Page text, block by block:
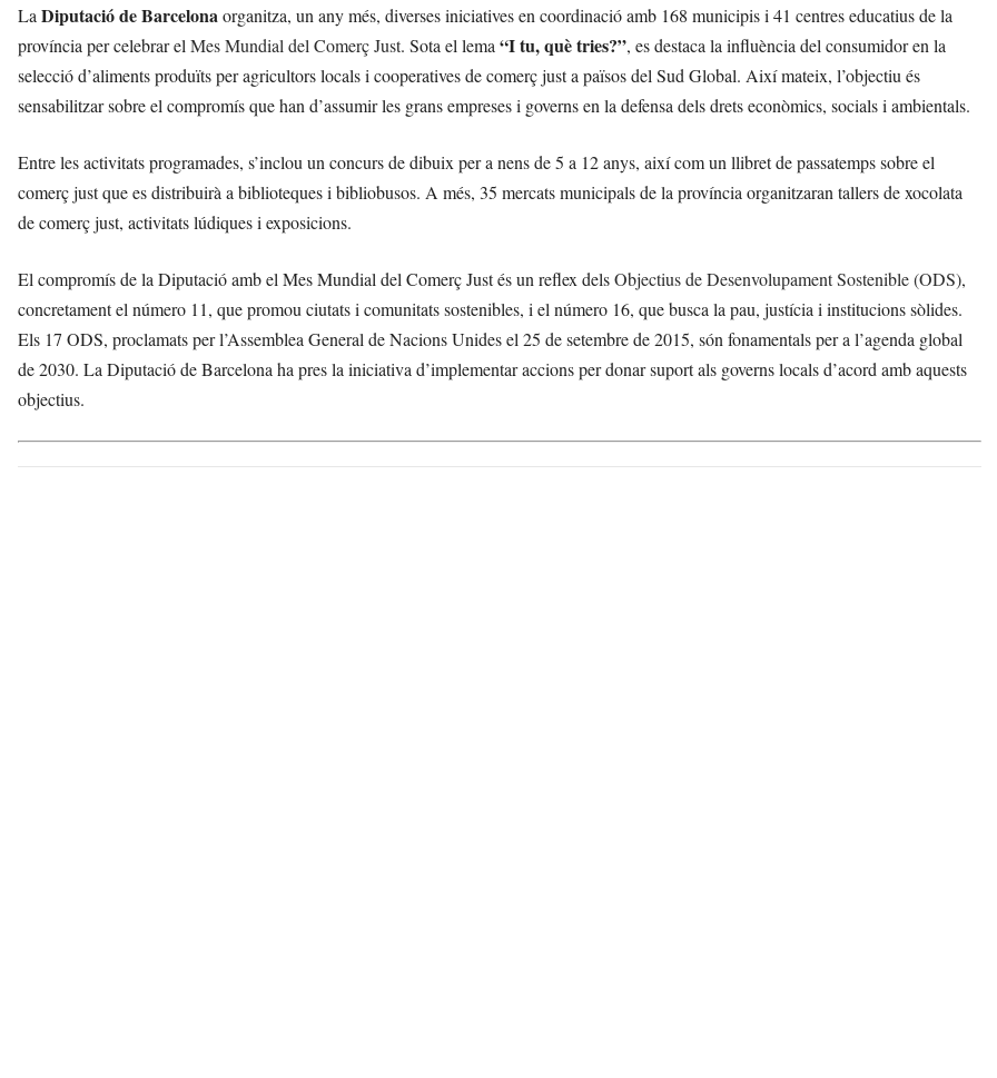
LaDiputació de Barcelonaorganitza, un any més, diverses iniciatives en coordinació amb 168 municipis i 41 centres educatius de la
província per celebrar elMes Mundial del Comerç Just. Sota el lema“I tu, què tries?”, es destaca la influència del consumidor en la
selecció d’aliments produïts per agricultors locals i cooperatives de comerç just a països del Sud Global. Així mateix, l’objectiu és
sensabilitzar sobre el compromís que han d’assumir les grans empreses i governs en la defensa dels drets econòmics, socials i ambientals.
Entre les activitats programades, s’inclou un concurs de dibuix per a nens de 5 a 12 anys, així com un llibret de passatemps sobre el
comerç just que es distribuirà a biblioteques i bibliobusos. A més, 35 mercats municipals de la província organitzaran tallers de xocolata
de comerç just, activitats lúdiques i exposicions.
El compromís de la Diputació amb el Mes Mundial del Comerç Just és un reflex delsObjectius de Desenvolupament Sostenible (ODS),
concretament el número 11, que promou ciutats i comunitats sostenibles, i el número 16, que busca la pau, justícia i institucions sòlides.
Els 17 ODS, proclamats per l’Assemblea General de Nacions Unides el 25 de setembre de 2015, són fonamentals per a l’agenda global
de 2030. La Diputació de Barcelona ha pres la iniciativa d’implementar accions per donar suport als governs locals d’acord amb aquests
objectius.